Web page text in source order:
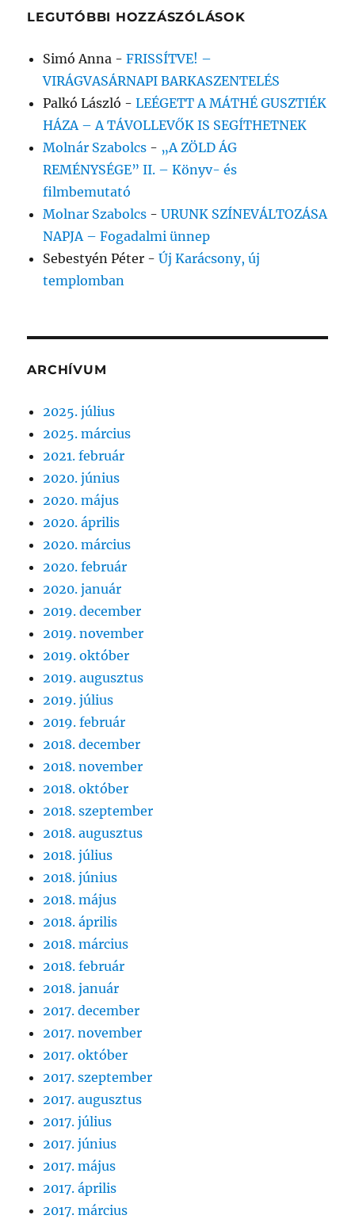
LEGUTÓBBI HOZZÁSZÓLÁSOK
Simó Anna -FRISSÍTVE! –
VIRÁGVASÁRNAPI BARKASZENTELÉS
Palkó László -LEÉGETT A MÁTHÉ GUSZTIÉK
HÁZA – A TÁVOLLEVŐK IS SEGÍTHETNEK
Molnár Szabolcs - „A ZÖLD ÁG
REMÉNYSÉGE” II. – Könyv- és
filmbemutató
Molnar Szabolcs -URUNK SZÍNEVÁLTOZÁSA
NAPJA – Fogadalmi ünnep
Sebestyén Péter -Új Karácsony, új
templomban
ARCHÍVUM
2025. július
2025. március
2021. február
2020. június
2020. május
2020. április
2020. március
2020. február
2020. január
2019. december
2019. november
2019. október
2019. augusztus
2019. július
2019. február
2018. december
2018. november
2018. október
2018. szeptember
2018. augusztus
2018. július
2018. június
2018. május
2018. április
2018. március
2018. február
2018. január
2017. december
2017. november
2017. október
2017. szeptember
2017. augusztus
2017. július
2017. június
2017. május
2017. április
2017. március